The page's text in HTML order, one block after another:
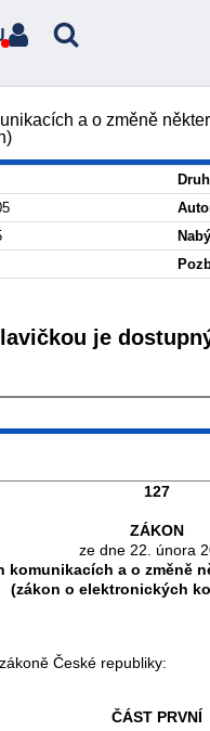
a o změně
je
127
ZÁKON
ze dne 22. února
komunikacích a o změně
(zákon o elektronických
České republiky:
ČÁST PRVNÍ